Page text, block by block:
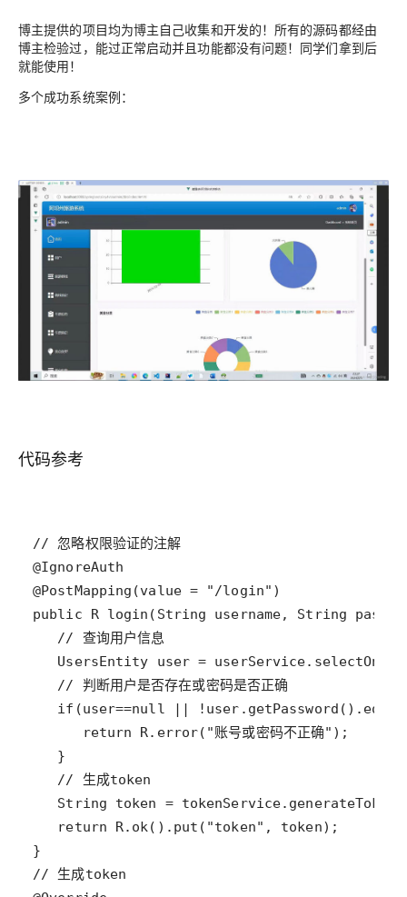
博主提供的项目均为博主自己收集和开发的！所有的源码都经由
博主检验过，能过正常启动并且功能都没有问题！同学们拿到后
就能使用！
多个成功系统案例：
代码参考